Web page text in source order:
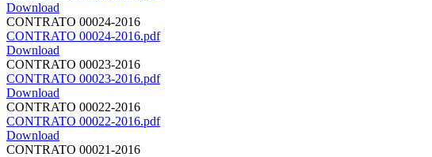
Download
CONTRATO 00024-2016
CONTRATO 00024-2016.pdf
Download
CONTRATO 00023-2016
CONTRATO 00023-2016.pdf
Download
CONTRATO 00022-2016
CONTRATO 00022-2016.pdf
Download
CONTRATO 00021-2016